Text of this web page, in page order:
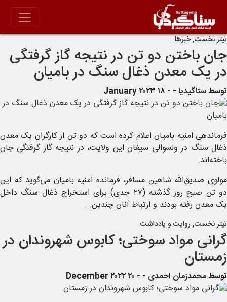
تیتر نخست,خبرها
جان باختن دو تن در نتیجه گاز گرفتگی
در یک معدن ذغال سنگ در بامیان
توسطستاگیدیا- - ۱۸ January ۲۰۲۳
فرماندهی امنیه بامیان اعلام کرده است که دو تن از کارگران یک معدن
ذغال سنگ در ولسوالی سیغان این ولایت، در نتیجه گاز گرفتگی جان
باخته‌اند.
مولوی صدیق‌الله شاهین مسافر، فرمانده امنیه بامیان می‌گوید که این
دو تن صبح روز گذشته (۲۷ جدی) برای استخراج ذغال سنگ داخل
یک معدن رفته بودند و ارتباط‌ آنان چندین...
تیتر نخست, روایت و یادداشت
گرانی مواد سوختی؛ کابوس شهروندان در
زمستان
توسطمحمدزمان احمدی - - ۲۰ December ۲۰۲۲